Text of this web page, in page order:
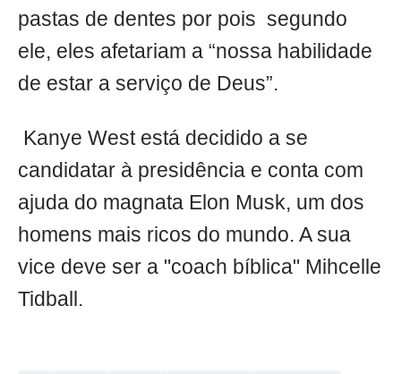
pastas de dentes por pois segundo
ele, eles afetariam a “nossa habilidade
de estar a serviço de Deus”.
Kanye West está decidido a se
candidatar à presidência e conta com
ajuda do magnata Elon Musk, um dos
homens mais ricos do mundo. A sua
vice deve ser a "coach bíblica" Mihcelle
Tidball.